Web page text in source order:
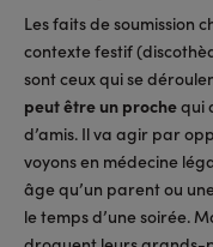
Les faits de soumission
contexte festif
sont ceux qui se
peut être un prochequi
d’amis. Il va agir par
voyons en médecine
âge qu’un parent ou
le temps d’une soirée.